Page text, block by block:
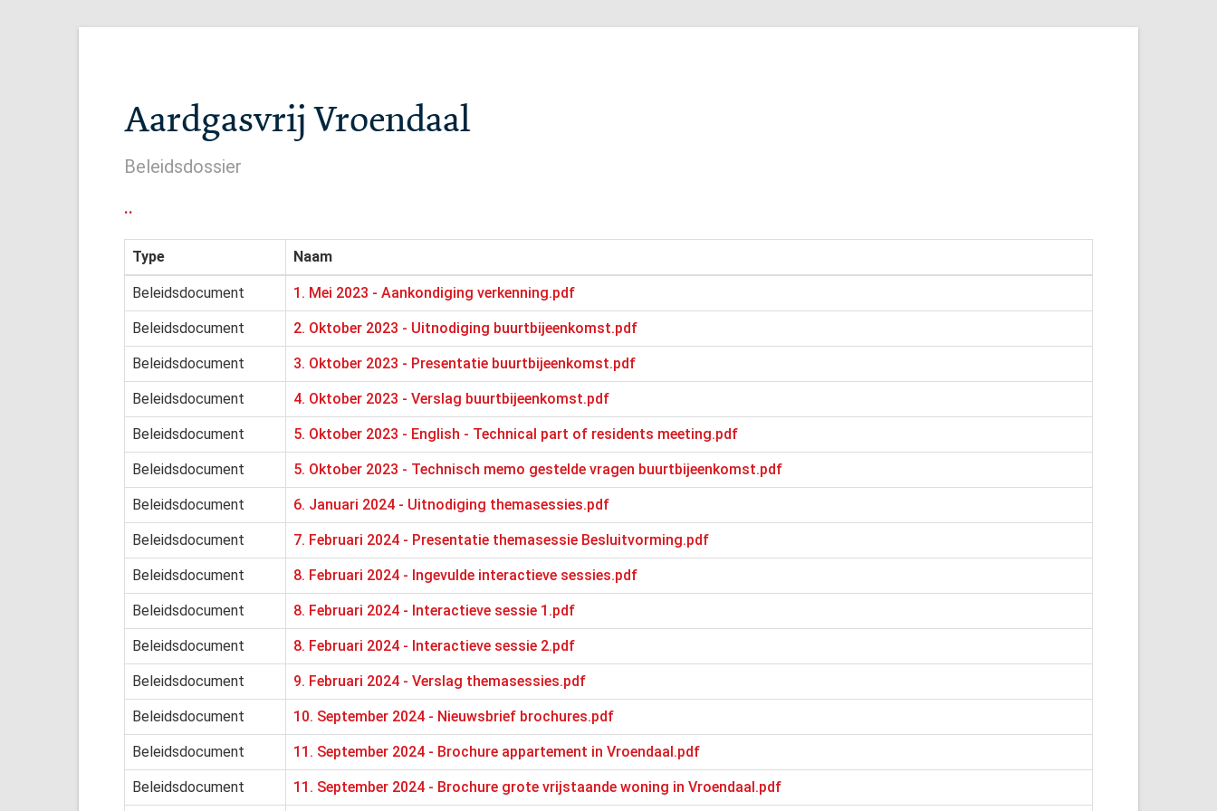
Aardgasvrij Vroendaal
Beleidsdossier
..
Type Naam
Beleidsdocument 1. Mei 2023 - Aankondiging verkenning.pdf
Beleidsdocument 2. Oktober 2023 - Uitnodiging buurtbijeenkomst.pdf
Beleidsdocument 3. Oktober 2023 - Presentatie buurtbijeenkomst.pdf
Beleidsdocument 4. Oktober 2023 - Verslag buurtbijeenkomst.pdf
Beleidsdocument 5. Oktober 2023 - English - Technical part of residents meeting.pdf
Beleidsdocument 5. Oktober 2023 - Technisch memo gestelde vragen buurtbijeenkomst.pdf
Beleidsdocument 6. Januari 2024 - Uitnodiging themasessies.pdf
Beleidsdocument 7. Februari 2024 - Presentatie themasessie Besluitvorming.pdf
Beleidsdocument 8. Februari 2024 - Ingevulde interactieve sessies.pdf
Beleidsdocument 8. Februari 2024 - Interactieve sessie 1.pdf
Beleidsdocument 8. Februari 2024 - Interactieve sessie 2.pdf
Beleidsdocument 9. Februari 2024 - Verslag themasessies.pdf
Beleidsdocument 10. September 2024 - Nieuwsbrief brochures.pdf
Beleidsdocument 11. September 2024 - Brochure appartement in Vroendaal.pdf
Beleidsdocument 11. September 2024 - Brochure grote vrijstaande woning in Vroendaal.pdf